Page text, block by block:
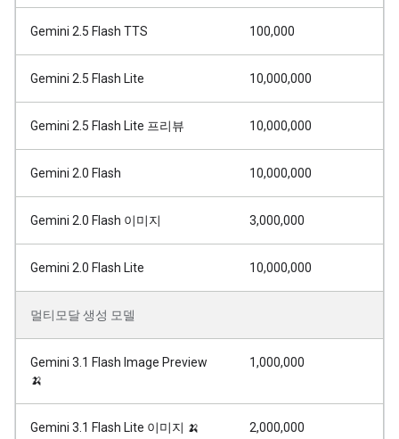
Gemini 2.5 Flash TTS 100,000
Gemini 2.5 Flash Lite 10,000,000
Gemini 2.5 Flash Lite 프리뷰 10,000,000
Gemini 2.0 Flash 10,000,000
Gemini 2.0 Flash 이미지 3,000,000
Gemini 2.0 Flash Lite 10,000,000
멀티모달 생성 모델
Gemini 3.1 Flash Image Preview
🍌
1,000,000
Gemini 3.1 Flash Lite 이미지 🍌 2,000,000